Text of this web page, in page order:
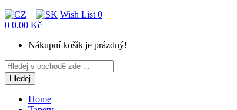
Wish List 0
0 0.00 Kč
Nákupní košík je prázdný!
Hledej
Home